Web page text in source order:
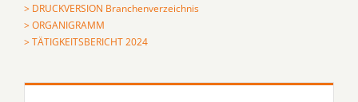
> DRUCKVERSION Branchenverzeichnis
> ORGANIGRAMM
> TÄTIGKEITSBERICHT 2024